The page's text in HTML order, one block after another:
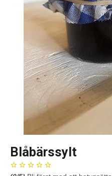
Blåbärssylt